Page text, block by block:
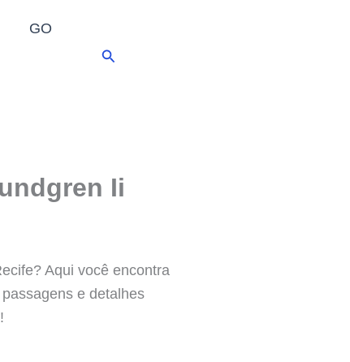
GO
Pesquisar
Ii
Aqui você encontra
e detalhes